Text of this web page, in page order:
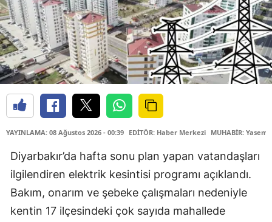
YAYINLAMA: 08 Ağustos 2026 - 00:39 EDİTÖR: Haber Merkezi MUHABİR:
Diyarbakır’da hafta sonu plan yapan vatandaşları
ilgilendiren elektrik kesintisi programı açıklandı.
Bakım, onarım ve şebeke çalışmaları nedeniyle
kentin 17 ilçesindeki çok sayıda mahallede